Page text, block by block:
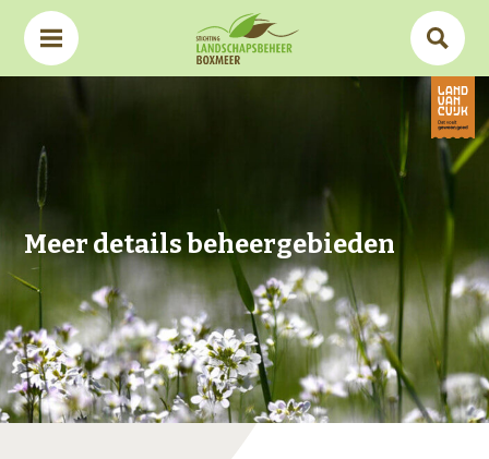
Meer details beheergebieden